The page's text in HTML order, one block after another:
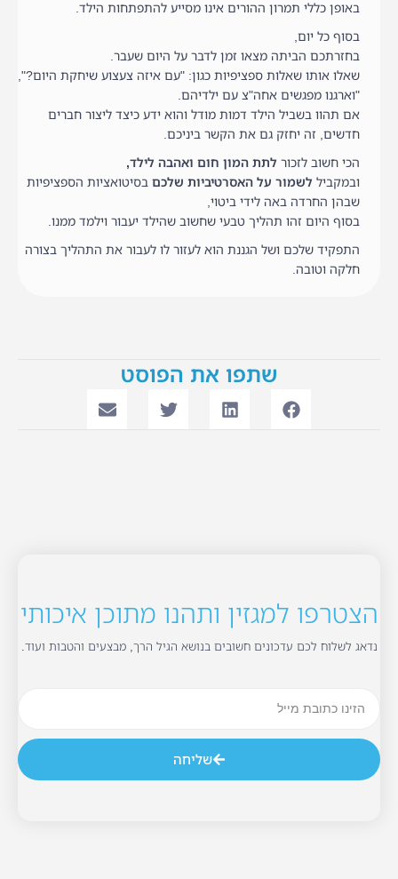
באופן כללי תמרון ההורים אינו מסייע להתפתחות הילד.
בסוף כל יום,
בחזרתכם הביתה מצאו זמן לדבר על היום שעבר.
שאלו אותו שאלות ספציפיות כגון: "עם איזה צעצוע שיחקת היום?",
"וארגנו מפגשים אחה"צ עם ילדיהם.
אם תהוו בשביל הילד דמות מודל והוא ידע כיצד ליצור חברים
חדשים, זה יחזק גם את הקשר ביניכם.
הכי חשוב לזכור לתת המון חום ואהבה לילד,
ובמקביל לשמור על האסרטיביות שלכםבסיטואציות הספציפיות
שבהן החרדה באה לידי ביטוי,
בסוף היום זהו תהליך טבעי שחשוב שהילד יעבור וילמד ממנו.
התפקיד שלכם ושל הגננת הוא לעזור לו לעבור את התהליך בצורה
חלקה וטובה.
שתפו את הפוסט
הצטרפו למגזין ותהנו מתוכן איכותי
נדאג לשלוח לכם עדכונים חשובים בנושא הגיל הרך, מבצעים והטבות ועוד.
שליחה